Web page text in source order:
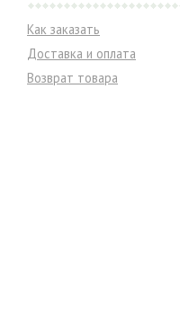
Как заказать
Доставка и оплата
Возврат товара